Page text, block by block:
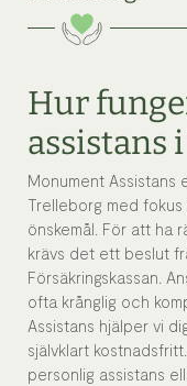
Hur
assistans
Monument Assistans
Trelleborg med
önskemål. För att ha
krävs det ett beslut
Försäkringskassan.
ofta krånglig och
Assistans hjälper vi
självklart
personlig assistans